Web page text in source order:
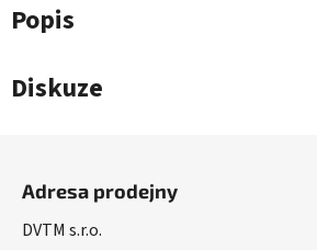
Popis
Diskuze
Adresa prodejny
DVTM s.r.o.